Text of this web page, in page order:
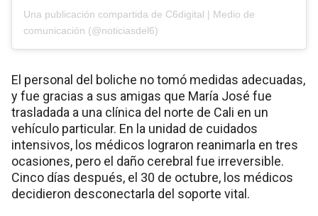
Una publicación compartida de C6digital | Medio de
comunicación (@noticiasdel6)
El personal del boliche no tomó medidas adecuadas,
y fue gracias a sus amigas que María José fue
trasladada a una clínica del norte de Cali en un
vehículo particular. En la unidad de cuidados
intensivos, los médicos lograron reanimarla en tres
ocasiones, pero el daño cerebral fue irreversible.
Cinco días después, el 30 de octubre, los médicos
decidieron desconectarla del soporte vital.